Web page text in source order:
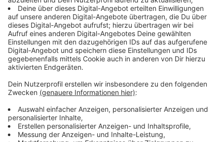
Sprecherin innerhalb weniger Stunden auf den
Notfallmodus hochfahren. Aktuell werden allerdings
nur zwei Patienten auf der Intensivstation behandelt.
Trotzdem hat das Klinikum nochmals seine
Sicherheitsvorkehrungen hochgeschraubt. Ab heute
werden alle neu-angekommenen Patienten
standardmäßig auf das Coronavirus getestet. Die
flächendeckende Maskenpflicht für das Klinikums-
noch zuletzt, so die Sprecherin.
Anzeige